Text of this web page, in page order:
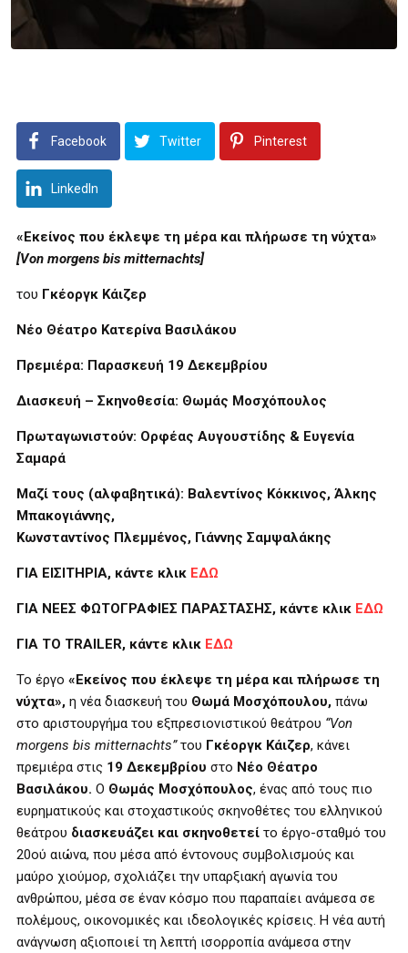
Facebook Twitter Pinterest
LinkedIn
«Εκείνος που έκλεψε τη μέρα και πλήρωσε τη νύχτα»
[Von morgens bis mitternachts]
του Γκέοργκ Κάιζερ
Νέο Θέατρο Κατερίνα Βασιλάκου
Πρεμιέρα: Παρασκευή 19 Δεκεμβρίου
Διασκευή – Σκηνοθεσία: Θωμάς Μοσχόπουλος
Πρωταγωνιστούν: Ορφέας Αυγουστίδης & Ευγενία
Σαμαρά
Μαζί τους (αλφαβητικά): Βαλεντίνος Κόκκινος, Άλκης
Μπακογιάννης,
Κωνσταντίνος Πλεμμένος, Γιάννης Σαμψαλάκης
ΓΙΑ ΕΙΣΙΤΗΡΙΑ, κάντε κλικ ΕΔΩ
ΓΙΑ ΝΕΕΣ ΦΩΤΟΓΡΑΦΙΕΣ ΠΑΡΑΣΤΑΣΗΣ, κάντε κλικ ΕΔΩ
ΓΙΑ ΤΟ TRAILER, κάντε κλικ ΕΔΩ
Το έργο «Εκείνος που έκλεψε τη μέρα και πλήρωσε τη
νύχτα», η νέα διασκευή του Θωμά Μοσχόπουλου, πάνω
στο αριστουργήμα του εξπρεσιονιστικού θεάτρου “Von
morgens bis mitternachts”του Γκέοργκ Κάιζερ, κάνει
πρεμιέρα στις 19 Δεκεμβρίου στο Νέο Θέατρο
Βασιλάκου. Ο Θωμάς Μοσχόπουλος, ένας από τους πιο
ευρηματικούς και στοχαστικούς σκηνοθέτες του ελληνικού
θεάτρου διασκευάζει και σκηνοθετεί το έργο-σταθμό του
20ού αιώνα, που μέσα από έντονους συμβολισμούς και
μαύρο χιούμορ, σχολιάζει την υπαρξιακή αγωνία του
ανθρώπου, μέσα σε έναν κόσμο που παραπαίει ανάμεσα σε
πολέμους, οικονομικές και ιδεολογικές κρίσεις. Η νέα αυτή
ανάγνωση αξιοποιεί τη λεπτή ισορροπία ανάμεσα στην